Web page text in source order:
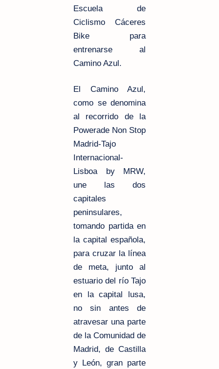
Escuela de
Ciclismo Cáceres
Bike para
entrenarse al
Camino Azul.
El Camino Azul,
como se denomina
al recorrido de la
Powerade Non Stop
Madrid-Tajo
Internacional-
Lisboa by MRW,
une las dos
capitales
peninsulares,
tomando partida en
la capital española,
para cruzar la línea
de meta, junto al
estuario del río Tajo
en la capital lusa,
no sin antes de
atravesar una parte
de la Comunidad de
Madrid, de Castilla
y León, gran parte